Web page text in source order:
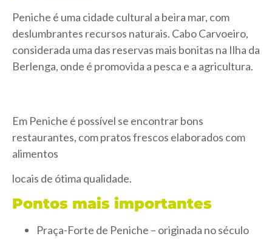
Peniche é uma cidade cultural a beira mar, com
deslumbrantes recursos naturais. Cabo Carvoeiro,
considerada uma das reservas mais bonitas na Ilha da
Berlenga, onde é promovida a pesca e a agricultura.
Em Peniche é possível se encontrar bons
restaurantes, com pratos frescos elaborados com
alimentos
locais de ótima qualidade.
Pontos mais importantes
Praça-Forte de Peniche – originada no século